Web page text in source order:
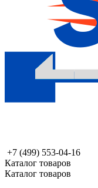
+7 (499) 553-04-16
Каталог товаров
Каталог товаров